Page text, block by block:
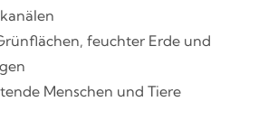
feuchter Erde und
Menschen und Tiere